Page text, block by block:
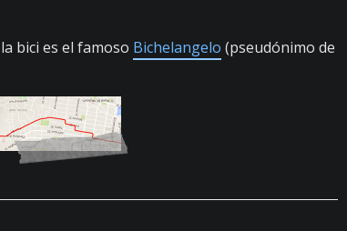
bici es el famoso Bichelangelo (pseudónimo de